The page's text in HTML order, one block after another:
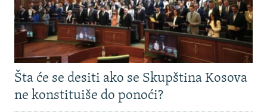
Šta će se desiti ako se Skupština Kosova
ne konstituiše do ponoći?